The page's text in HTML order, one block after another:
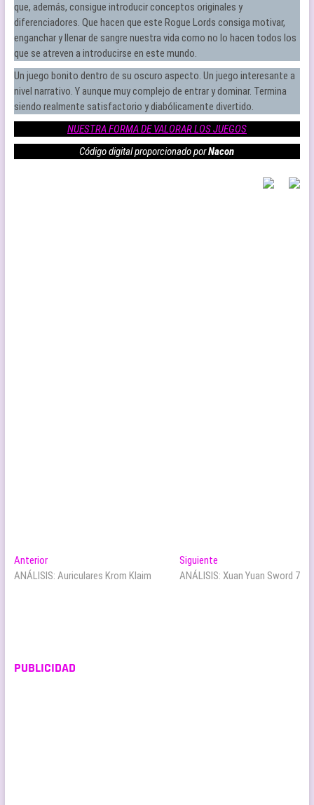
que, además, consigue introducir conceptos originales y
diferenciadores. Que hacen que este Rogue Lords consiga motivar,
enganchar y llenar de sangre nuestra vida como no lo hacen todos los
que se atreven a introducirse en este mundo.
Un juego bonito dentro de su oscuro aspecto. Un juego interesante a
nivel narrativo. Y aunque muy complejo de entrar y dominar. Termina
siendo realmente satisfactorio y diabólicamente divertido.
NUESTRA FORMA DE VALORAR LOS JUEGOS
Código digital proporcionado porNacon
Navegación
de
AnteriorEntrada
anterior:
ANÁLISIS: Auriculares Krom Klaim
Siguiente
siguiente:
ANÁLISIS: Xuan Yuan Sword 7
PUBLICIDAD